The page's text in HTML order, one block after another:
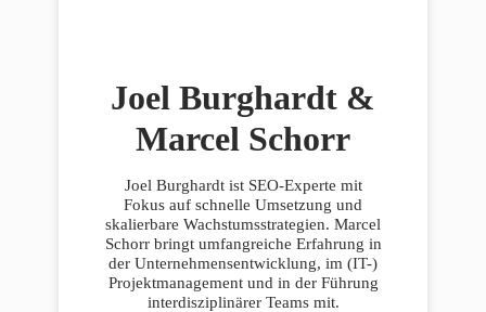
Joel Burghardt &
Marcel Schorr
Joel Burghardt ist SEO-Experte mit
Fokus auf schnelle Umsetzung und
skalierbare Wachstumsstrategien. Marcel
Schorr bringt umfangreiche Erfahrung in
der Unternehmensentwicklung, im (IT-)
Projektmanagement und in der Führung
interdisziplinärer Teams mit.